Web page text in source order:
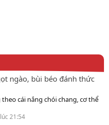
ngào, bùi béo đánh thức
cái nắng chói chang, cơ thể
21:54